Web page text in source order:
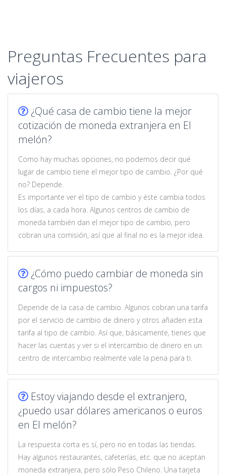
Preguntas Frecuentes para
viajeros
¿Qué casa de cambio tiene la mejor
cotización de moneda extranjera en El
melón?
Como hay muchas opciones, no podemos decir qué
lugar de cambio tiene el mejor tipo de cambio. ¿Por qué
no? Depende.
Es importante ver el tipo de cambio y éste cambia todos
los días, a cada hora. Algunos centros de cambio de
moneda también dan el mejor tipo de cambio, pero
cobran una comisión, así que al final no es la mejor idea.
¿Cómo puedo cambiar de moneda sin
cargos ni impuestos?
Depende de la casa de cambio. Algunos cobran una tarifa
por el servicio de cambio de dinero y otros añaden esta
tarifa al tipo de cambio. Así que, básicamente, tienes que
hacer las cuentas y ver si el intercambio de dinero en un
centro de intercambio realmente vale la pena para ti.
Estoy viajando desde el extranjero,
¿puedo usar dólares americanos o euros
en El melón?
La respuesta corta es sí, pero no en todas las tiendas.
Hay algunos restaurantes, cafeterías, etc. que no aceptan
moneda extranjera, pero sólo Peso Chileno. Una tarjeta